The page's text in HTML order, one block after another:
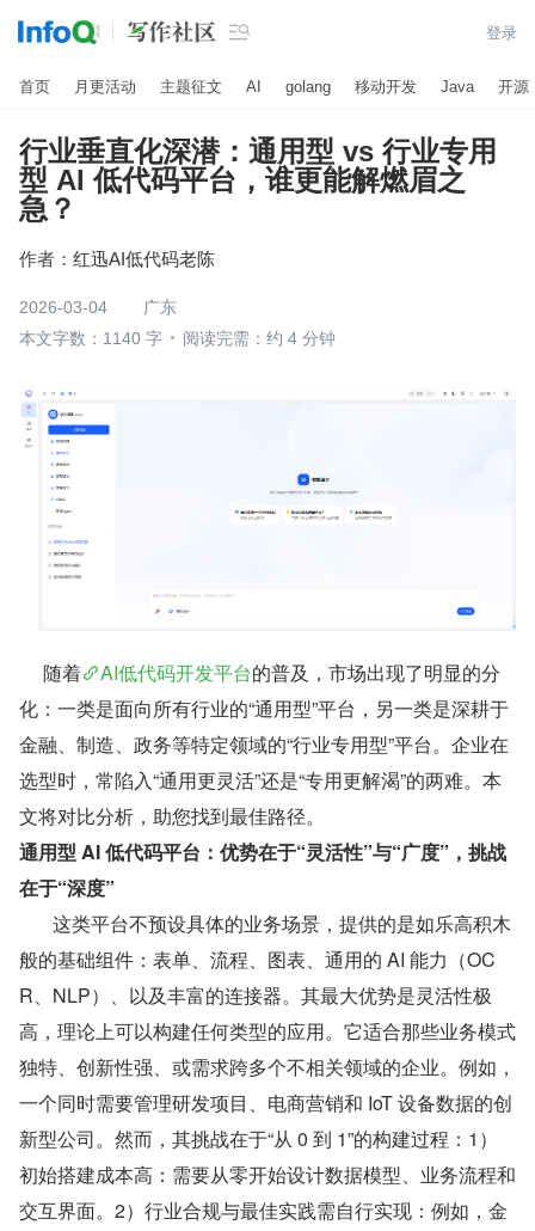
 登录
首页 月更活动 主题征文 AI golang 移动开发 Java 开源
行业垂直化深潜：通用型 vs 行业专用
型 AI 低代码平台，谁更能解燃眉之
急？
作者： 红迅AI低代码老陈
2026-03-04
广东
本文字数：1140 字
阅读完需：约 4 分钟
     随着
AI低代码开发平台的普及，市场出现了明显的分
化：一类是面向所有行业的“通用型”平台，另一类是深耕于
金融、制造、政务等特定领域的“行业专用型”平台。企业在
选型时，常陷入“通用更灵活”还是“专用更解渴”的两难。本
文将对比分析，助您找到最佳路径。
通用型 AI 低代码平台：优势在于“灵活性”与“广度”，挑战
在于“深度”
般的基础组件：表单、流程、图表、通用的 AI 能力（OC
R、NLP）、以及丰富的连接器。其最大优势是灵活性极
高，理论上可以构建任何类型的应用。它适合那些业务模式
独特、创新性强、或需求跨多个不相关领域的企业。例如，
一个同时需要管理研发项目、电商营销和 IoT 设备数据的创
新型公司。然而，其挑战在于“从 0 到 1”的构建过程：1）
初始搭建成本高：需要从零开始设计数据模型、业务流程和
交互界面。2）行业合规与最佳实践需自行实现：例如，金